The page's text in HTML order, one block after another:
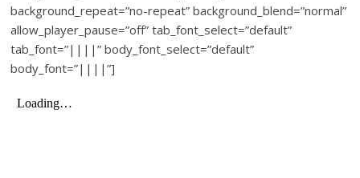
background_repeat=”no-repeat” background_blend=”normal”
allow_player_pause=”off” tab_font_select=”default”
tab_font=”||||” body_font_select=”default”
body_font=”||||”]